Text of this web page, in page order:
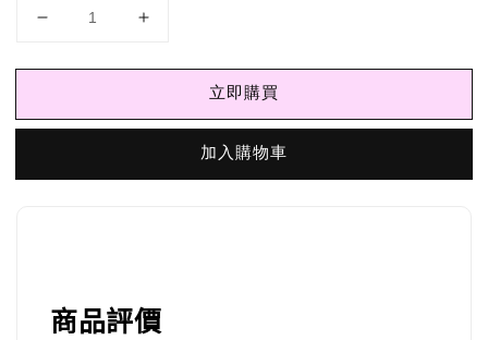
立即購買
加入購物車
商品評價